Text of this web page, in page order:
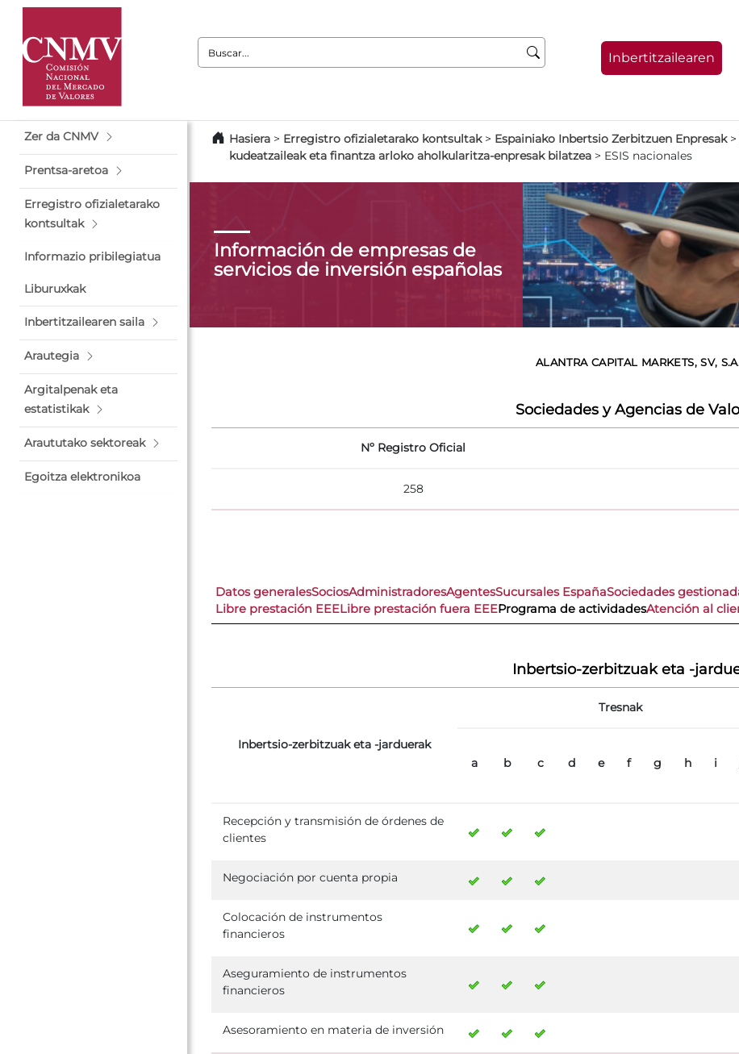
Buscar:
Inbertitzailearen
Zer da CNMV
Prentsa-aretoa
Erregistro ofizialetarako
kontsultak
Informazio pribilegiatua
Liburuxkak
Inbertitzailearen saila
Arautegia
Argitalpenak eta
estatistikak
Araututako sektoreak
Egoitza elektronikoa
Hasiera > Erregistro ofizialetarako kontsultak> Espainiako Inbertsio Zerbitzuen Enpresak>
kudeatzaileak eta finantza arloko aholkularitza-enpresak bilatzea > ESIS nacionales
Información de empresas de
servicios de inversión españolas
ALANTRA CAPITAL MARKETS, SV,
Sociedades y Agencias de
Nº Registro Oficial
258
Datos generalesSociosAdministradoresAgentesSucursales EspañaSociedades
Libre prestación EEELibre prestación fuera EEEPrograma de actividadesAtención al
Inbertsio-zerbitzuak eta -
Inbertsio-zerbitzuak eta -jarduerak
Tresnak
a b c d e f g h i
Recepción y transmisión de órdenes de
clientes
Negociación por cuenta propia
Colocación de instrumentos
financieros
Aseguramiento de instrumentos
financieros
Asesoramiento en materia de inversión